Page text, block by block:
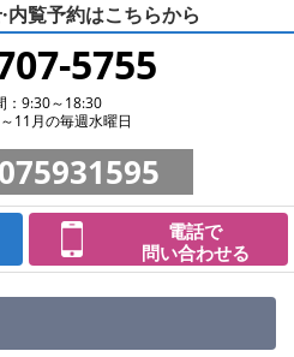
内覧予約はこちらから
5755
：9:30～18:30
11月の毎週水曜日
電話で
問い合わせる